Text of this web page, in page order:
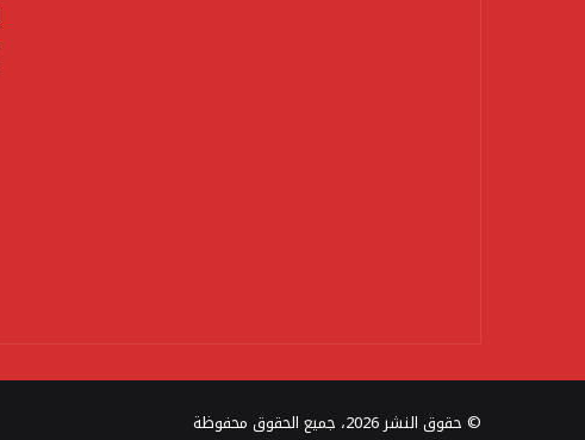
© حقوق النشر 2026، جميع الحقوق محفوظة